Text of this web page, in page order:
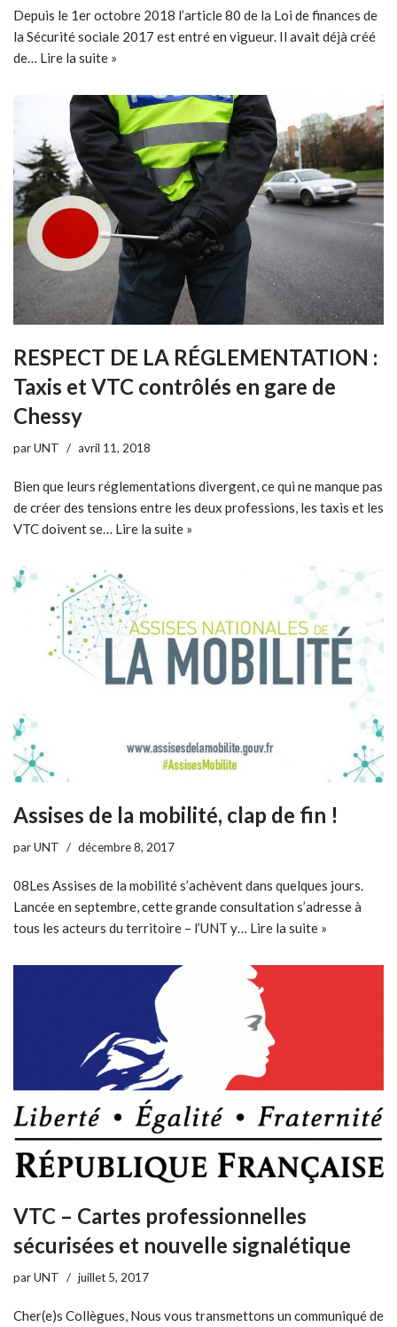
Depuis le 1er octobre 2018 l’article 80 de la Loi de finances de
la Sécurité sociale 2017 est entré en vigueur. Il avait déjà créé
de… Lire la suite »
RESPECT DE LA RÉGLEMENTATION :
Taxis et VTC contrôlés en gare de
Chessy
parUNT avril 11, 2018
Bien que leurs réglementations divergent, ce qui ne manque pas
de créer des tensions entre les deux professions, les taxis et les
VTC doivent se… Lire la suite »
Assises de la mobilité, clap de fin !
parUNT décembre 8, 2017
08Les Assises de la mobilité s’achèvent dans quelques jours.
Lancée en septembre, cette grande consultation s’adresse à
tous les acteurs du territoire – l’UNT y… Lire la suite »
VTC – Cartes professionnelles
sécurisées et nouvelle signalétique
parUNT juillet 5, 2017
Cher(e)s Collègues, Nous vous transmettons un communiqué de